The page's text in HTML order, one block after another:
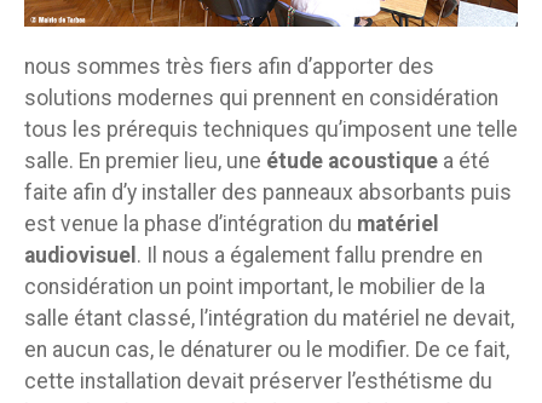
nous sommes très fiers afin d’apporter des
solutions modernes qui prennent en considération
tous les prérequis techniques qu’imposent une telle
salle. En premier lieu, une étude acoustique a été
faite afin d’y installer des panneaux absorbants puis
est venue la phase d’intégration du matériel
audiovisuel . Il nous a également fallu prendre en
considération un point important, le mobilier de la
salle étant classé, l’intégration du matériel ne devait,
en aucun cas, le dénaturer ou le modifier. De ce fait,
cette installation devait préserver l’esthétisme du